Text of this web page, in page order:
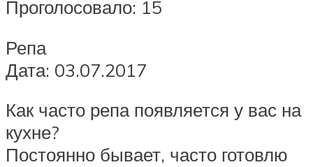
Проголосовало: 15
Репа
Дата: 03.07.2017
Как часто репа появляется у вас на
кухне?
Постоянно бывает, часто готовлю